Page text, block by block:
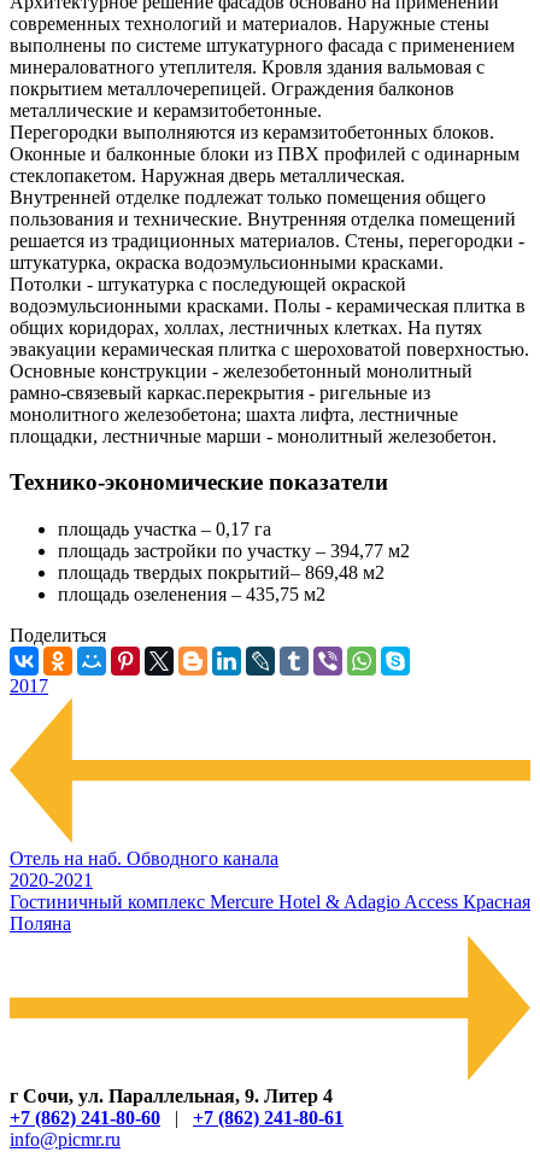
современных технологий и материалов. Наружные стены
выполнены по системе штукатурного фасада с применением
минераловатного утеплителя. Кровля здания вальмовая с
покрытием металлочерепицей. Ограждения балконов
металлические и керамзитобетонные.
Перегородки выполняются из керамзитобетонных блоков.
Оконные и балконные блоки из ПВХ профилей с одинарным
стеклопакетом. Наружная дверь металлическая.
Внутренней отделке подлежат только помещения общего
пользования и технические. Внутренняя отделка помещений
решается из традиционных материалов. Стены, перегородки -
штукатурка, окраска водоэмульсионными красками.
Потолки - штукатурка с последующей окраской
водоэмульсионными красками. Полы - керамическая плитка в
общих коридорах, холлах, лестничных клетках. На путях
эвакуации керамическая плитка с шероховатой поверхностью.
Основные конструкции - железобетонный монолитный
рамно-связевый каркас.перекрытия - ригельные из
монолитного железобетона; шахта лифта, лестничные
площадки, лестничные марши - монолитный железобетон.
Технико-экономические показатели
площадь участка – 0,17 га
площадь застройки по участку – 394,77 м2
площадь твердых покрытий– 869,48 м2
площадь озеленения – 435,75 м2
Поделиться
2017
Отель на наб. Обводного канала
2020-2021
Гостиничный комплекс Mercure Hotel & Adagio Access Красная
Поляна
г Сочи, ул. Параллельная, 9. Литер 4
+7 (862) 241-80-60
|
+7 (862) 241-80-61
info@picmr.ru